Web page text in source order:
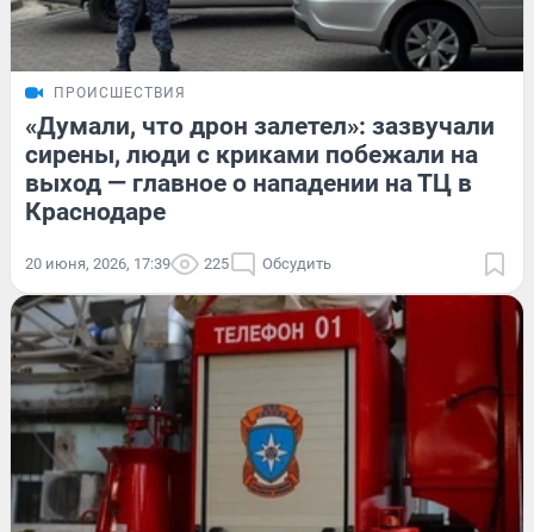
ПРОИСШЕСТВИЯ
«Думали, что дрон залетел»: зазвучали
сирены, люди с криками побежали на
выход — главное о нападении на ТЦ в
Краснодаре
20 июня, 2026, 17:39 225 Обсудить